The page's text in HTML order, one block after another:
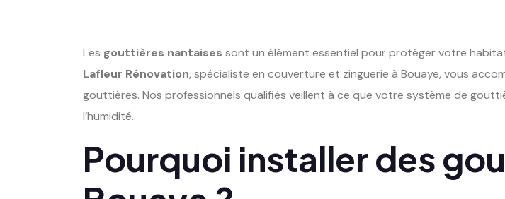
Les gouttières nantaises sont un élément essentiel pour protéger votre
Lafleur Rénovation, spécialiste en couverture et zinguerie à Bouaye, vous
gouttières. Nos professionnels qualifiés veillent à ce que votre système de
l’humidité.
Pourquoi installer des